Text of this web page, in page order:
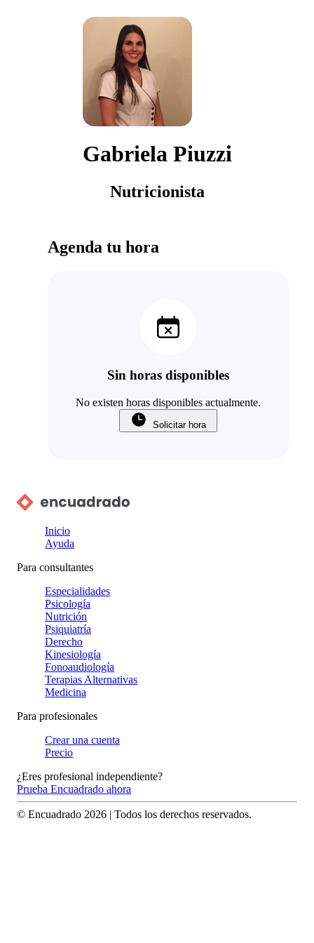
Gabriela Piuzzi
Nutricionista
Agenda tu hora
Sin horas disponibles
No existen horas disponibles actualmente.
Solicitar hora
Inicio
Ayuda
Para consultantes
Especialidades
Psicología
Nutrición
Psiquiatría
Derecho
Kinesiología
Fonoaudiología
Terapias Alternativas
Medicina
Para profesionales
Crear una cuenta
Precio
¿Eres profesional independiente?
Prueba Encuadrado ahora
© Encuadrado 2026 | Todos los derechos reservados.